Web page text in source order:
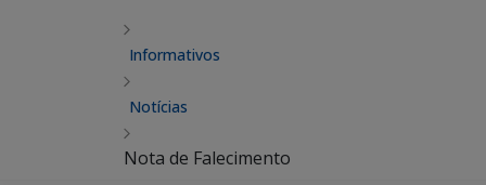
Informativos
Notícias
Nota de Falecimento